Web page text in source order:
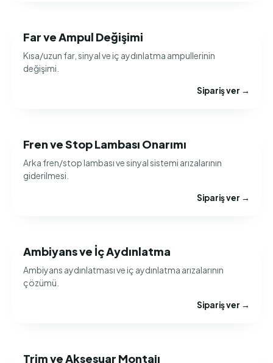
Far ve Ampul Değişimi
Kısa/uzun far, sinyal ve iç aydınlatma ampullerinin
değişimi.
Sipariş ver →
Fren ve Stop Lambası Onarımı
Arka fren/stop lambası ve sinyal sistemi arızalarının
giderilmesi.
Sipariş ver →
Ambiyans ve İç Aydınlatma
Ambiyans aydınlatması ve iç aydınlatma arızalarının
çözümü.
Sipariş ver →
Trim ve Aksesuar Montajı